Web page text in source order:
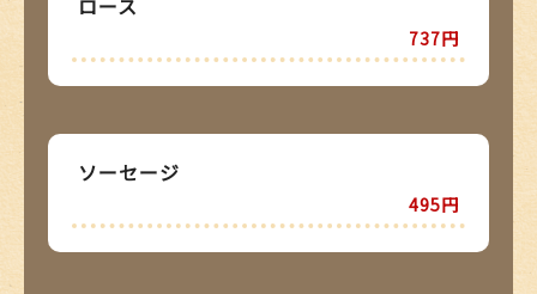
737円
ソーセージ
495円